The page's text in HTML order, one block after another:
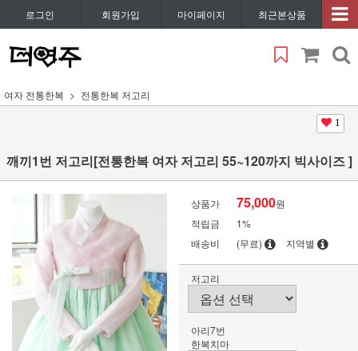
로그인 회원가입 마이페이지 최근본상품
여자 전통한복 전통한복 저고리
1
깨끼1번 저고리[전통한복 여자 저고리 55~120까지 빅사이즈 ]
상품가 75,000원
적립금
1%
배송비
(무료) 지역별
저고리
아리7번
한복치마